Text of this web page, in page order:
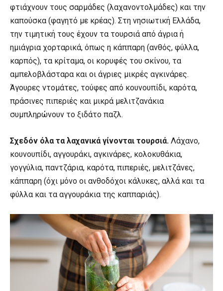
φτιάχνουν τους σαρμάδες (λαχανοντολμάδες) και την
καπούσκα (φαγητό με κρέας). Στη νησιωτική Ελλάδα,
την τιμητική τους έχουν τα τουρσιά από άγρια ή
ημιάγρια χορταρικά, όπως η κάππαρη (ανθός, φύλλα,
καρπός), τα κρίταμα, οι κορυφές του σκίνου, τα
αμπελοβλάσταρα και οι άγριες μικρές αγκινάρες.
Άγουρες ντομάτες, τούφες από κουνουπίδι, καρότα,
πράσινες πιπεριές και μικρά μελιτζανάκια
συμπληρώνουν το ξιδάτο παζλ.
Σχεδόν όλα τα λαχανικά γίνονται τουρσιά. Λάχανο,
κουνουπίδι, αγγουράκι, αγκινάρες, κολοκυθάκια,
γογγύλια, παντζάρια, καρότα, πιπεριές, μελιτζάνες,
κάππαρη (όχι μόνο οι ανθοδόχοι κάλυκες, αλλά και τα
φύλλα και τα αγγουράκια της καππαριάς).